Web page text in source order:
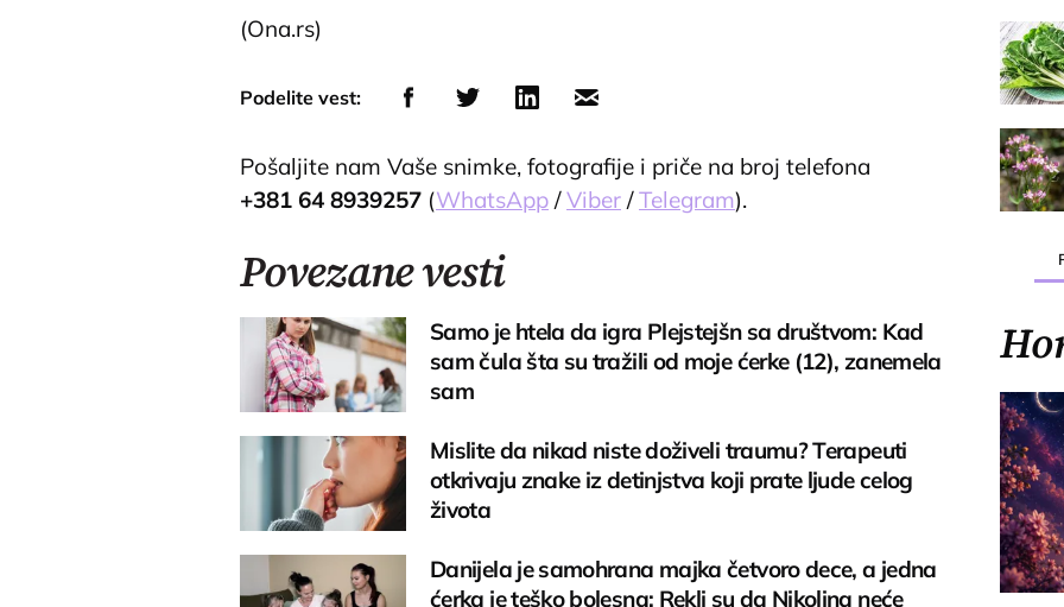
understands her wrong doing and promised to never hurt anyone else again ❤️
#forgiveness #trending #alllove #teachthemyoung
(Ona.rs)
Podelite vest:
Pošaljite nam Vaše snimke, fotografije i priče na broj telefona
+381 64 8939257 (WhatsApp /Viber /Telegram ).
Povezane vesti
Samo je htela da igra Plejstejšn sa društvom: Kad
sam čula šta su tražili od moje ćerke (12), zanemela
sam
Mislite da nikad niste doživeli traumu? Terapeuti
otkrivaju znake iz detinjstva koji prate ljude celog
života
Danijela je samohrana majka četvoro dece, a jedna
ćerka je teško bolesna: Rekli su da Nikolina neće